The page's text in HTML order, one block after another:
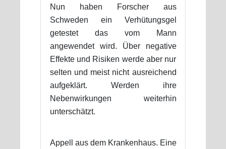
Nun haben Forscher aus
Schweden ein Verhütungsgel
getestet das vom Mann
angewendet wird. Über negative
Effekte und Risiken werde aber nur
selten und meist nicht ausreichend
aufgeklärt. Werden ihre
Nebenwirkungen weiterhin
unterschätzt.
Appell aus dem Krankenhaus. Eine